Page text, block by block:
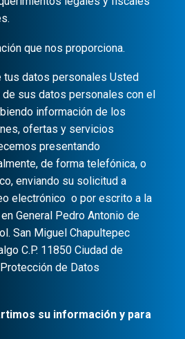
que nos proporciona.
tus datos personales Usted
sus datos personales con el
información de los
ofertas y servicios
presentando
de forma telefónica, o
enviando su solicitud a
electrónico o por escrito a la
General Pedro Antonio de
San Miguel Chapultepec
C.P. 11850 Ciudad de
de Datos
su información y para